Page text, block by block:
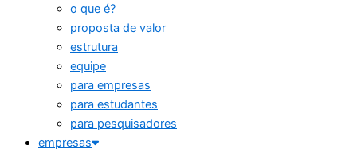
o que é?
proposta de valor
estrutura
equipe
para empresas
para estudantes
para pesquisadores
empresas